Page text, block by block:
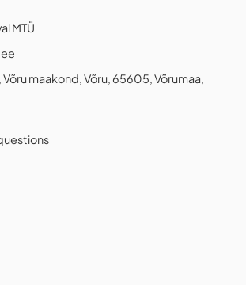
MTÜ
Võru maakond, Võru, 65605, Võrumaa,